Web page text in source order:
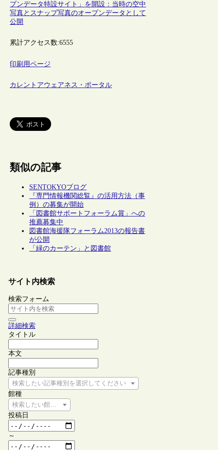
プンデータ特設サイト」を開設：当時の空中
写真とスナップ写真のオープンデータとして
公開
累計アクセス数:6555
印刷用ページ
カレントアウェアネス・ポータル
類似の記事
SENTOKYOブログ
『専門情報機関総覧』の活用方法（事
例）の募集が開始
「図書館サポートフォーラム賞」への
推薦募集中
図書館海援隊フォーラム2013の報告書
が公開
「緑のカーテン」と図書館
サイト内検索
検索フォーム
詳細検索
タイトル
本文
記事種別
検索したい記事種別を選択してください
館種
検索したい館種を選択してください
投稿日
～